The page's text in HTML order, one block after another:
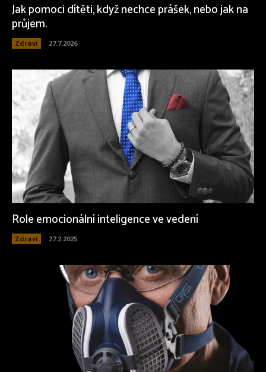
Jak pomoci dítěti, když nechce prášek, nebo jak na
průjem.
Zdraví 27.7.2026
Role emocionální inteligence ve vedení
Zdraví 27.2.2025